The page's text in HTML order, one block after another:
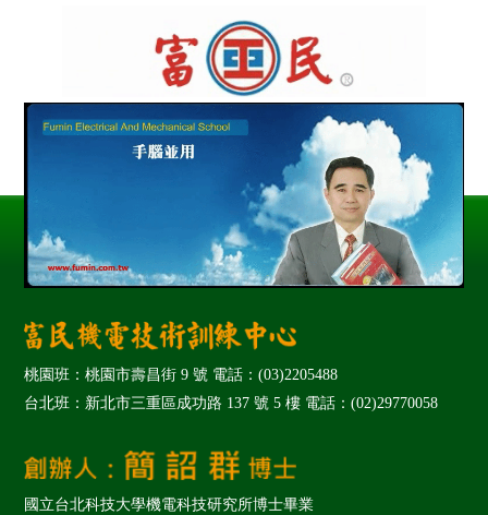
桃園班：桃園市壽昌街 9 號 電話：(03)2205488
台北班：新北市三重區成功路 137 號 5 樓 電話：(02)29770058
國立台北科技大學機電科技研究所博士畢業